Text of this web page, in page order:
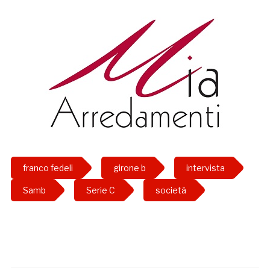
franco fedeli girone b intervista
Samb Serie C società